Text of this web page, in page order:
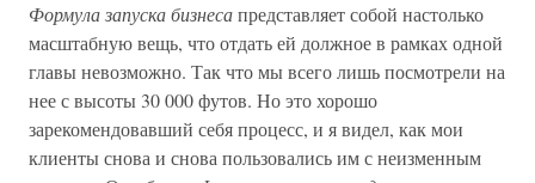
Формула запуска бизнесапредставляет собой настолько
масштабную вещь, что отдать ей должное в рамках одной
главы невозможно. Так что мы всего лишь посмотрели на
нее с высоты 30 000 футов. Но это хорошо
зарекомендовавший себя процесс, и я видел, как мои
клиенты снова и снова пользовались им с неизменным